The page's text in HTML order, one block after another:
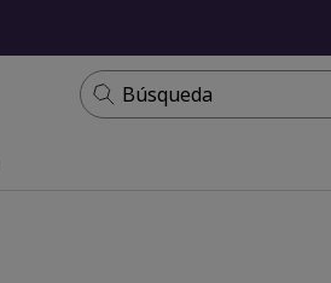
Búsqueda